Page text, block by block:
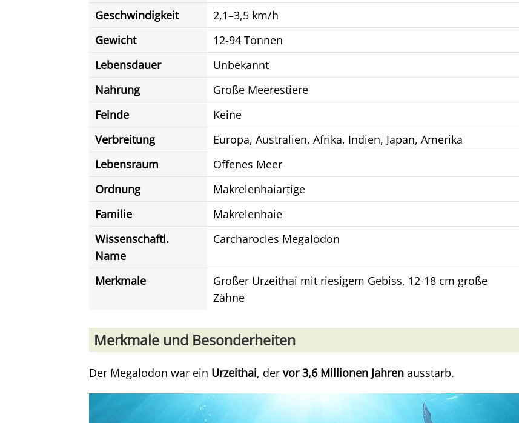
Geschwindigkeit
2,1–3,5 km/h
Gewicht
12-94 Tonnen
Lebensdauer
Unbekannt
Nahrung
Große Meerestiere
Feinde
Keine
Verbreitung
Europa, Australien, Afrika, Indien, Japan, Amerika
Lebensraum
Offenes Meer
Ordnung
Makrelenhaiartige
Familie
Makrelenhaie
Wissenschaftl.
Name
Carcharocles Megalodon
Merkmale
Großer Urzeithai mit riesigem Gebiss, 12-18 cm große
Zähne
Merkmale und Besonderheiten
Der Megalodon war ein Urzeithai, der vor 3,6 Millionen Jahren ausstarb.